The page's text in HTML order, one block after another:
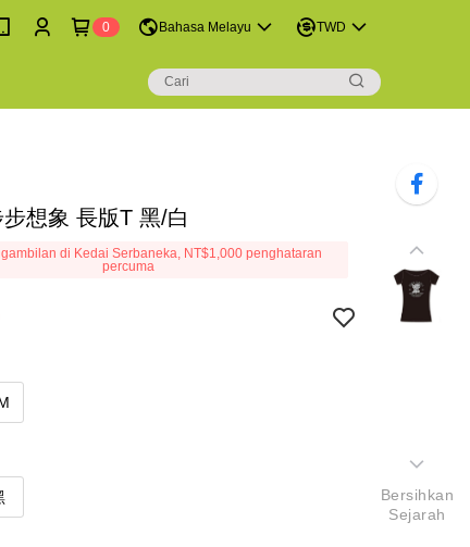
0 Bahasa Melayu TWD
想象 長版T 黑/白
di Kedai Serbaneka, NT$1,000 penghataran
percuma
Bersihkan
Sejarah